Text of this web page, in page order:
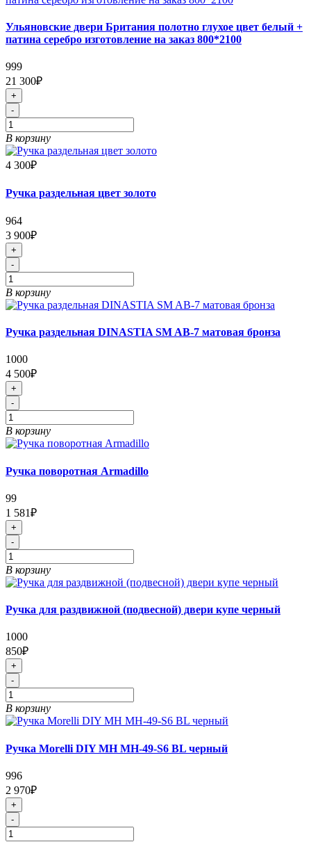
Ульяновские двери Британия полотно глухое цвет белый +
патина серебро изготовление на заказ 800*2100
999
21 300₽
+
-
В корзину
4 300₽
Ручка раздельная цвет золото
964
3 900₽
+
-
В корзину
Ручка раздельная DINASTIA SM AB-7 матовая бронза
1000
4 500₽
+
-
В корзину
Ручка поворотная Armadillo
99
1 581₽
+
-
В корзину
Ручка для раздвижной (подвесной) двери купе черный
1000
850₽
+
-
В корзину
Ручка Morelli DIY MH MH-49-S6 BL черный
996
2 970₽
+
-